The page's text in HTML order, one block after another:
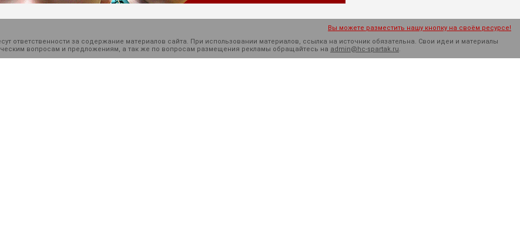
Вы можете разместить нашу кнопку на своём ресурсе!
ответственности за содержание материалов сайта. При использовании материалов, ссылка на источник обязательна. Cвои идеи и материалы
вопросам и предложениям, а так же по вопросам размещения рекламы обращайтесь на admin@hc-spartak.ru.